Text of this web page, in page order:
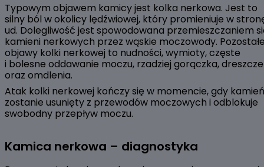
Typowym objawem kamicy jest kolka nerkowa. Jest to
silny ból w okolicy lędźwiowej, który promieniuje w
ud. Dolegliwość jest spowodowana przemieszczaniem
kamieni nerkowych przez wąskie moczowody.
objawy kolki nerkowej to nudności, wymioty, częste
i bolesne oddawanie moczu, rzadziej gorączka, dreszcze
oraz omdlenia.
Atak kolki nerkowej kończy się w momencie, gdy kamień
zostanie usunięty z przewodów moczowych i odblokuje
swobodny przepływ moczu.
Kamica nerkowa – diagnostyka